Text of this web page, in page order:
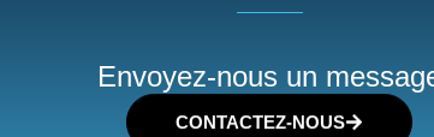
Envoyez-nous un
CONTACTEZ-NOUS